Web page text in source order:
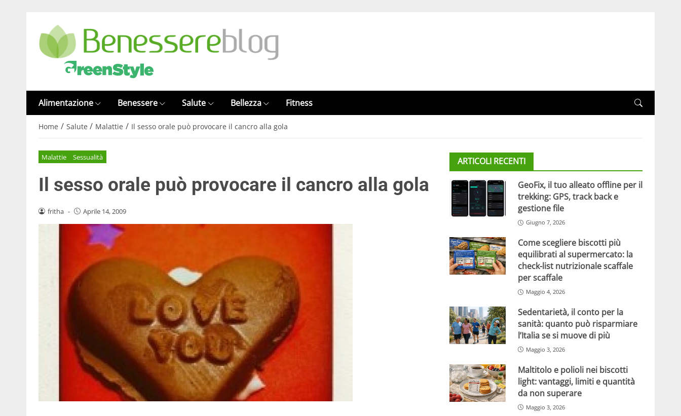
Alimentazione Benessere Salute Bellezza Fitness
Home / Salute / Malattie / Il sesso orale può provocare il cancro alla gola
Malattie Sessualità
Il sesso orale può provocare il cancro alla gola
fritha - Aprile 14, 2009
ARTICOLI RECENTI
GeoFix, il tuo alleato offline per il
trekking: GPS, track back e
gestione file
Giugno 7, 2026
Come scegliere biscotti più
equilibrati al supermercato: la
check-list nutrizionale scaffale
per scaffale
Maggio 4, 2026
Sedentarietà, il conto per la
sanità: quanto può risparmiare
l’Italia se si muove di più
Maggio 3, 2026
Maltitolo e polioli nei biscotti
light: vantaggi, limiti e quantità
da non superare
Maggio 3, 2026